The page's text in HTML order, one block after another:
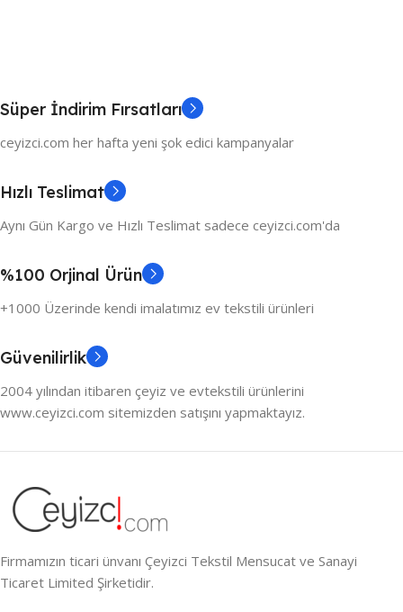
Süper İndirim Fırsatları
ceyizci.com her hafta yeni şok edici kampanyalar
Hızlı Teslimat
Aynı Gün Kargo ve Hızlı Teslimat sadece ceyizci.com'da
%100 Orjinal Ürün
+1000 Üzerinde kendi imalatımız ev tekstili ürünleri
Güvenilirlik
2004 yılından itibaren çeyiz ve evtekstili ürünlerini
www.ceyizci.com sitemizden satışını yapmaktayız.
Firmamızın ticari ünvanı Çeyizci Tekstil Mensucat ve Sanayi
Ticaret Limited Şirketidir.